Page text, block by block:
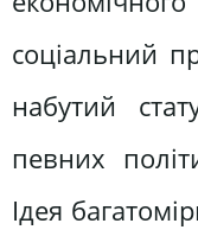
соціальний
набутий
певних
Ідея